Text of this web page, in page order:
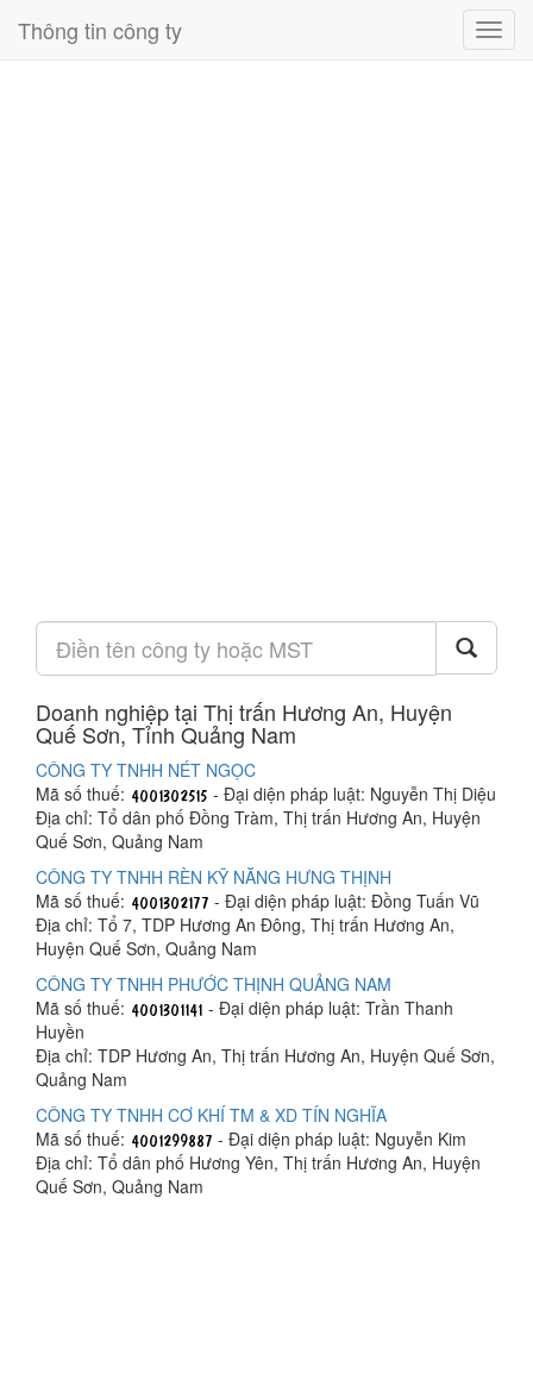
Thông tin công ty
Doanh nghiệp tại Thị trấn Hương An, Huyện
Quế Sơn, Tỉnh Quảng Nam
CÔNG TY TNHH NÉT NGỌC
Mã số thuế:
- Đại diện pháp luật: Nguyễn Thị Diệu
Địa chỉ: Tổ dân phố Đồng Tràm, Thị trấn Hương An, Huyện
Quế Sơn, Quảng Nam
CÔNG TY TNHH RÈN KỸ NĂNG HƯNG THỊNH
Mã số thuế:
- Đại diện pháp luật: Đồng Tuấn Vũ
Địa chỉ: Tổ 7, TDP Hương An Đông, Thị trấn Hương An,
Huyện Quế Sơn, Quảng Nam
CÔNG TY TNHH PHƯỚC THỊNH QUẢNG NAM
Mã số thuế:
- Đại diện pháp luật: Trần Thanh
Huyền
Địa chỉ: TDP Hương An, Thị trấn Hương An, Huyện Quế Sơn,
Quảng Nam
CÔNG TY TNHH CƠ KHÍ TM & XD TÍN NGHĨA
Mã số thuế:
- Đại diện pháp luật: Nguyễn Kim
Địa chỉ: Tổ dân phố Hương Yên, Thị trấn Hương An, Huyện
Quế Sơn, Quảng Nam